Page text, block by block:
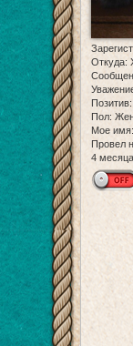
Откуда:
Позитив:
Пол:
Мое имя:
Провел
4